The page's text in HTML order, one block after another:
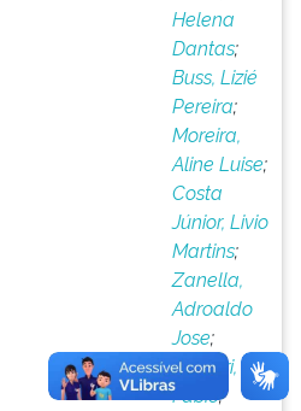
Helena
Dantas;
Buss, Lizié
Pereira;
Moreira,
Aline Luise;
Costa
Júnior, Livio
Martins;
Zanella,
Adroaldo
Jose;
Gregori,
Fabio;